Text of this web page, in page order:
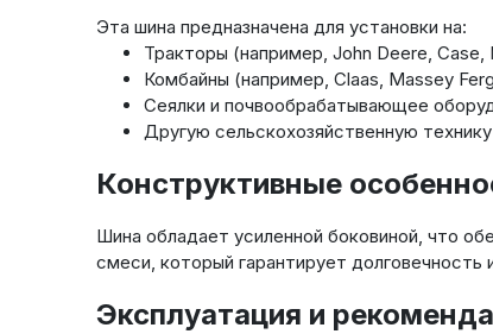
Эта шина предназначена для установки на:
Тракторы (например, John Deere, Case,
Комбайны (например, Claas, Massey
Сеялки и почвообрабатывающее
Другую сельскохозяйственную технику
Конструктивные
Шина обладает усиленной боковиной, что
смеси, который гарантирует
Эксплуатация и